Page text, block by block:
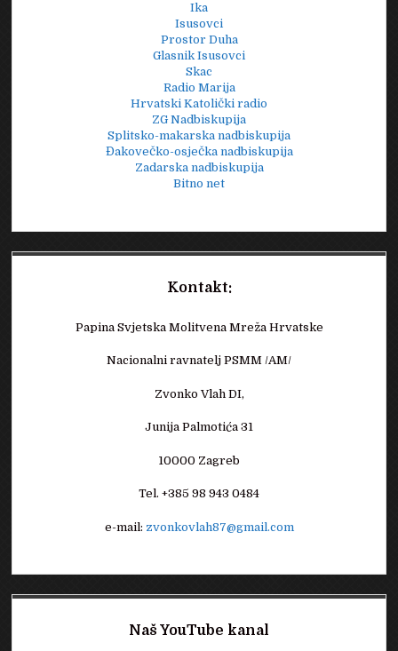
Ika
Isusovci
Prostor Duha
Glasnik Isusovci
Skac
Radio Marija
Hrvatski Katolički radio
ZG Nadbiskupija
Splitsko-makarska nadbiskupija
Đakovečko-osječka nadbiskupija
Zadarska nadbiskupija
Bitno net
Kontakt:
Papina Svjetska Molitvena Mreža Hrvatske
Nacionalni ravnatelj PSMM /AM/
Zvonko Vlah DI,
Junija Palmotića 31
10000 Zagreb
Tel. +385 98 943 0484
e-mail: zvonkovlah87@gmail.com
Naš YouTube kanal